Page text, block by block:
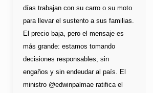
días trabajan con su carro o su moto
para llevar el sustento a sus familias.
El precio baja, pero el mensaje es
más grande: estamos tomando
decisiones responsables, sin
engaños y sin endeudar al país. El
ministro @edwinpalmae ratifica el